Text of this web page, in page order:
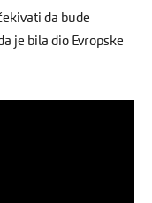
da bude
je bila dio Evropske